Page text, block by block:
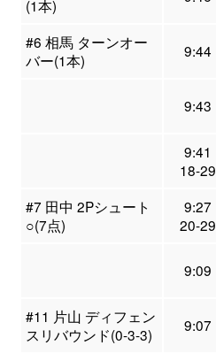
(1本)
#6 相馬 ターンオー
バー(1本)
9:44
9:43
9:41
18-29
#7 田中 2Pシュート
○(7点)
9:27
20-29
9:09
#11 片山 ディフェン
スリバウンド(0-3-3)
9:07